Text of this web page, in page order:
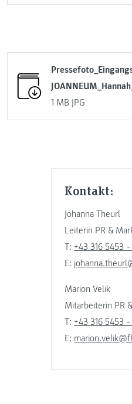
Kontakt:
Johanna Theurl
Leiterin PR &
T: +43 316 5453
E:
Marion Velik
Mitarbeiterin PR
T: +43 316 5453
E:
1 MB JPG